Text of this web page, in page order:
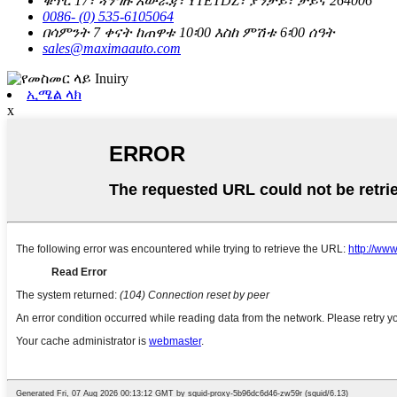
0086- (0) 535-6105064
በሳምንት 7 ቀናት ከጠዋቱ 10፡00 እስከ ምሽቱ 6፡00 ሰዓት
sales@maximaauto.com
ኢሜል ላክ
x